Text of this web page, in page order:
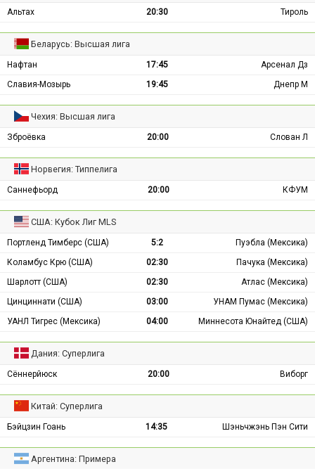
Альтах 20:30 Тироль
Беларусь: Высшая лига
Нафтан 17:45
Арсенал Дз
Славия-Мозырь
19:45 Днепр М
Чехия: Высшая лига
Зброёвка 20:00 Слован Л
Норвегия: Типпелига
Саннефьорд 20:00 КФУМ
США: Кубок Лиг MLS
Портленд Тимберс (США) 5:2
Пуэбла (Мексика)
Коламбус Крю (США)
02:30
Пачука (Мексика)
Шарлотт (США)
02:30
Атлас (Мексика)
Цинциннати (США)
03:00
УНАМ Пумас (Мексика)
УАНЛ Тигрес (Мексика)
04:00 Миннесота Юнайтед (США)
Дания: Суперлига
Сённерйюск 20:00 Виборг
Китай: Суперлига
Бэйцзин Гоань 14:35 Шэньчжэнь Пэн Сити
Аргентина: Примера